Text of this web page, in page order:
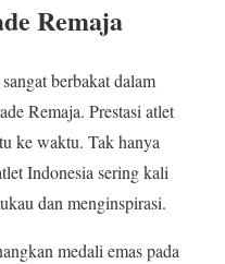
Remaja
berbakat dalam
Remaja. Prestasi atlet
ke waktu. Tak hanya
Indonesia sering kali
dan menginspirasi.
medali emas pada